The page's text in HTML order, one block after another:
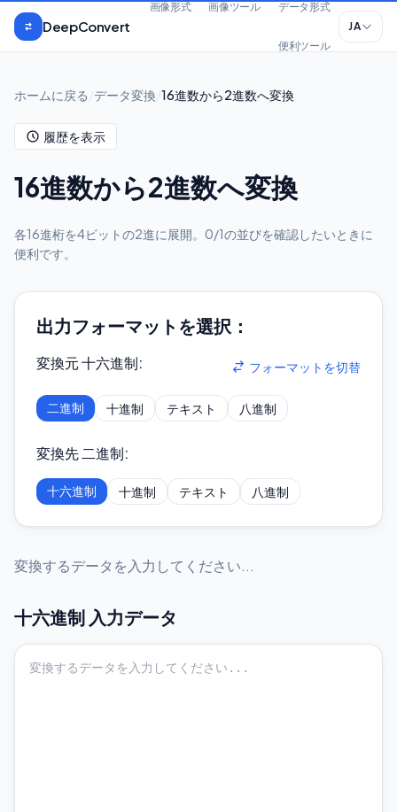
本文へスキップ
DeepConvert
画像形式 画像ツール データ形式
便利ツール
JA
ホームに戻る データ変換 16進数から2進数へ変換
履歴を表示
16進数から2進数へ変換
各16進桁を4ビットの2進に展開。0/1の並びを確認したいときに
便利です。
出力フォーマットを選択：
変換元 十六進制: フォーマットを切替
二進制 十進制 テキスト 八進制
変換先 二進制:
十六進制 十進制 テキスト 八進制
変換するデータを入力してください...
十六進制 入力データ